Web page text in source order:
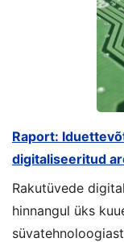
Raport:
digitaliseeritud
Rakutüvede
hinnangul üks